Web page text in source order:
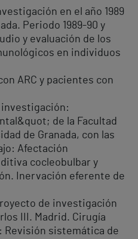
en el año 1989
Periodo 1989-90 y
y evaluación de los
en individuos
ARC y pacientes con
de la Facultad
de Granada, con las
Afectación
cocleobulbar y
Inervación eferente de
de investigación
III. Madrid. Cirugía
Revisión sistemática de